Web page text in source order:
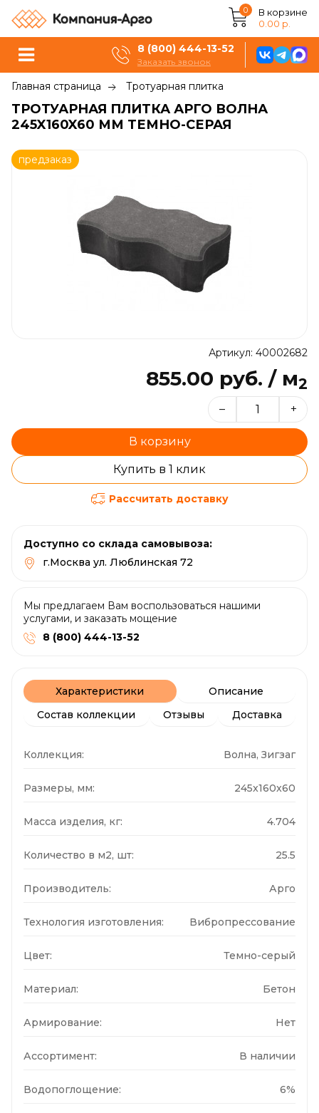
0
В корзине
0.00 р.
8 (800) 444-13-52
Заказать звонок
Главная страница Тротуарная плитка
ТРОТУАРНАЯ ПЛИТКА АРГО ВОЛНА
245X160X60 ММ ТЕМНО-СЕРАЯ
предзаказ
Артикул: 40002682
855.00 руб. / м2
– +
В корзину
Купить в 1 клик
Рассчитать доставку
Доступно со склада самовывоза:
г.Москва ул. Люблинская 72
Мы предлагаем Вам воспользоваться нашими
услугами, и заказать мощение
8 (800) 444-13-52
Характеристики
Описание
Состав коллекции
Отзывы Доставка
Коллекция: Волна, Зигзаг
Размеры, мм: 245x160x60
Масса изделия, кг: 4.704
Количество в м2, шт: 25.5
Производитель: Арго
Технология изготовления: Вибропрессование
Цвет: Темно-серый
Материал: Бетон
Армирование: Нет
Ассортимент: В наличии
Водопоглощение: 6%